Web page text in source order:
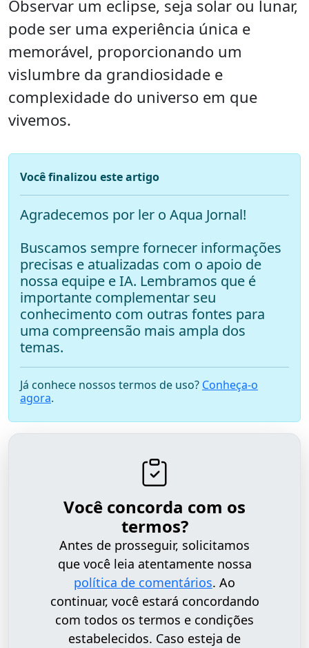
Observar um eclipse, seja solar ou lunar,
pode ser uma experiência única e
memorável, proporcionando um
vislumbre da grandiosidade e
complexidade do universo em que
vivemos.
Você finalizou este artigo
Agradecemos por ler o Aqua Jornal!
Buscamos sempre fornecer informações
precisas e atualizadas com o apoio de
nossa equipe e IA. Lembramos que é
importante complementar seu
conhecimento com outras fontes para
uma compreensão mais ampla dos
temas.
Já conhece nossos termos de uso? Conheça-o
agora.
Você concorda com os
termos?
Antes de prosseguir, solicitamos
que você leia atentamente nossa
política de comentários. Ao
continuar, você estará concordando
com todos os termos e condições
estabelecidos. Caso esteja de